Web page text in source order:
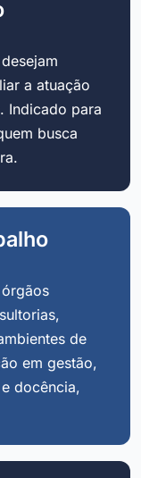
a atuação
Indicado para
busca
de
em gestão,
docência,